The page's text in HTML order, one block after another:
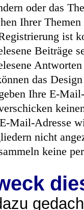
oder das
Ihrer
ist
Beiträge
das
Ihre E-
Mail-Adresse
nicht
keine